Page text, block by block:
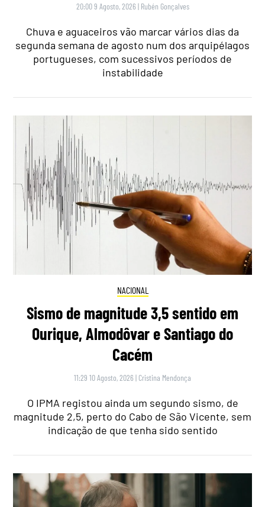
20:00 9 Agosto, 2026 | Rubén Gonçalves
Chuva e aguaceiros vão marcar vários dias da
segunda semana de agosto num dos arquipélagos
portugueses, com sucessivos períodos de
instabilidade
NACIONAL
Sismo de magnitude 3,5 sentido em
Ourique, Almodôvar e Santiago do
Cacém
11:29 10 Agosto, 2026 | Cristina Mendonça
O IPMA registou ainda um segundo sismo, de
magnitude 2,5, perto do Cabo de São Vicente, sem
indicação de que tenha sido sentido